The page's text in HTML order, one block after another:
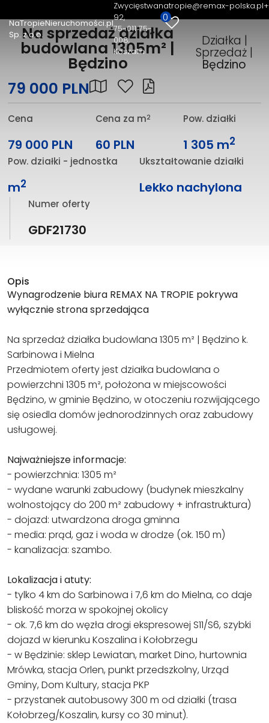
NaTropieNieruchomości.pl
Sp. z o.o.
Zwycięstwa
92
75-011 75-
008,
Koszalin
natropie@remax-polska.pl
0
Na sprzedaż działka
budowlana 1305m² |
Będzino
Działka |
Sprzedaż |
Będzino
79 000 PLN
Cena
79 000 PLN
Cena za m2
60 PLN
Pow. działki
1 305 m2
Pow. działki - jednostka
m2
Ukształtowanie działki
Lekko nachylona
Numer oferty
GDF21730
Opis
Wynagrodzenie biura REMAX NA TROPIE pokrywa
wyłącznie strona sprzedająca
Na sprzedaż działka budowlana 1305 m² | Będzino k.
Sarbinowa i Mielna
Przedmiotem oferty jest działka budowlana o
powierzchni 1305 m², położona w miejscowości
Będzino, w gminie Będzino, w otoczeniu rozwijającego
się osiedla domów jednorodzinnych oraz zabudowy
usługowej.
Najważniejsze informacje:
- powierzchnia: 1305 m²
- wydane warunki zabudowy (budynek mieszkalny
wolnostojący do 200 m² zabudowy + infrastruktura)
- dojazd: utwardzona droga gminna
- media: prąd, gaz i woda w drodze (ok. 150 m)
- kanalizacja: szambo.
Lokalizacja i atuty:
- tylko 4 km do Sarbinowa i 7,6 km do Mielna, co daje
bliskość morza w spokojnej okolicy
- ok. 7,6 km do węzła drogi ekspresowej S11/S6, szybki
dojazd w kierunku Koszalina i Kołobrzegu
- w Będzinie: sklep Lewiatan, market Dino, hurtownia
Mrówka, stacja Orlen, punkt przedszkolny, Urząd
Gminy, Dom Kultury, stacja PKP
- przystanek autobusowy 300 m od działki (trasa
Kołobrzeg/Koszalin, kursy co 30 minut).